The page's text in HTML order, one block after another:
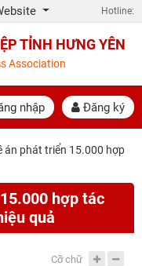
Hotline:
TỈNH HƯNG YÊN
Association
nhập Đăng ký
án phát triển 15.000 hợp
hợp tác
quả
Cỡ chữ